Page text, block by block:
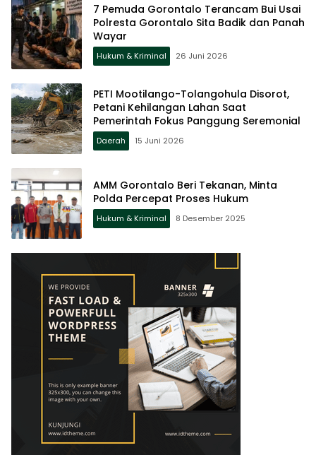
7 Pemuda Gorontalo Terancam Bui Usai
Polresta Gorontalo Sita Badik dan Panah
Wayar
Hukum & Kriminal 26 Juni 2026
PETI Mootilango-Tolangohula Disorot,
Petani Kehilangan Lahan Saat
Pemerintah Fokus Panggung Seremonial
Daerah 15 Juni 2026
AMM Gorontalo Beri Tekanan, Minta
Polda Percepat Proses Hukum
Hukum & Kriminal 8 Desember 2025